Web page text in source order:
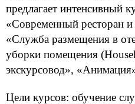
предлагает интенсивный
«Современный ресторан
«Служба размещения в
уборки помещения
экскурсовод», «Анимация
Цели курсов: обучение